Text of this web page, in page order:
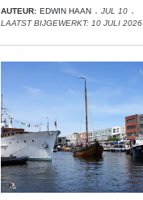
AUTEUR: EDWIN HAAN
JUL 10
LAATST BIJGEWERKT: 10 JULI 2026